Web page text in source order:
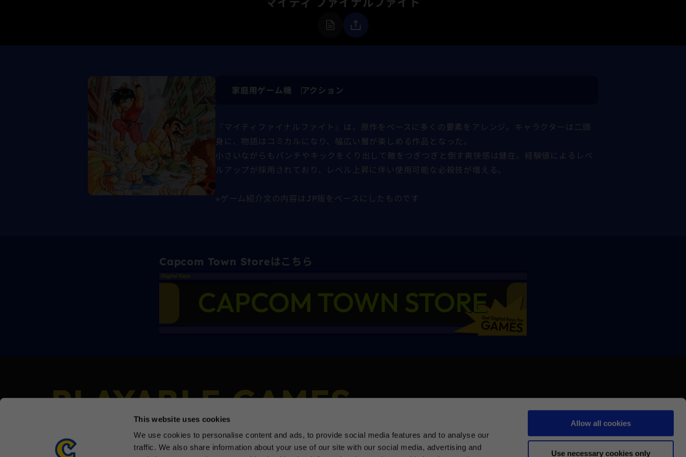
This website uses cookies
We use cookies to personalise content and ads, to provide social media features and to analyse our
traffic. We also share information about your use of our site with our social media, advertising and
Allow all cookies
Use necessary cookies only
家庭用ゲーム機 アクション
『マイティファイナルファイト』は、原作をベースに多くの要素をアレンジ。キャラクターは二頭
身に、物語はコミカルになり、幅広い層が楽しめる作品となった。
小さいながらもパンチやキックをくり出して敵をつぎつぎと倒す爽快感は健在。経験値によるレベ
ルアップが採用されており、レベル上昇に伴い使用可能な必殺技が増える。
※ゲーム紹介文の内容はJP版をベースにしたものです
Capcom Town Storeはこちら
PLAYABLE GAMES